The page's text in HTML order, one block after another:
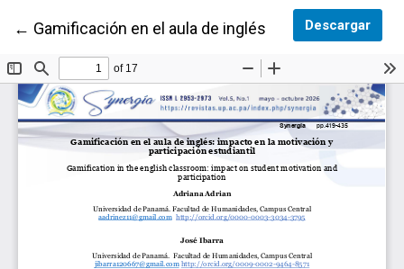
← Volver a los detalles del artículo
Gamificación en el aula de inglés Descargar